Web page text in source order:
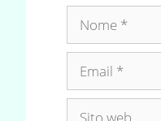
Nome
Email
Sito